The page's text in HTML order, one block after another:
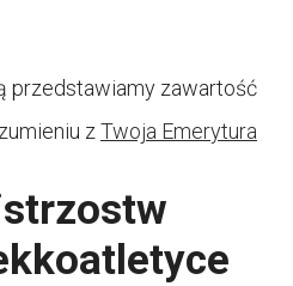
przedstawiamy zawartość
z Twoja Emerytura